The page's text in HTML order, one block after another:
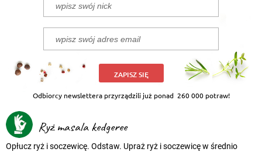
ZAPISZ SIĘ
Odbiorcy newslettera przyrządzili już ponad 260 000 potraw!
Ryż masala kedgeree
Opłucz ryż i soczewicę. Odstaw. Upraż ryż i soczewicę w średnio